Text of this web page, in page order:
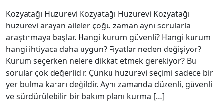
Kozyatağı Huzurevi Kozyatağı Huzurevi Kozyatağı
huzurevi arayan aileler çoğu zaman aynı sorularla
araştırmaya başlar. Hangi kurum güvenli? Hangi kurum
hangi ihtiyaca daha uygun? Fiyatlar neden değişiyor?
Kurum seçerken nelere dikkat etmek gerekiyor? Bu
sorular çok değerlidir. Çünkü huzurevi seçimi sadece bir
yer bulma kararı değildir. Aynı zamanda düzenli, güvenli
ve sürdürülebilir bir bakım planı kurma […]